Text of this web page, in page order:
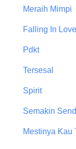
Meraih Mimpi
Falling In Love
Pdkt
Tersesal
Spirit
Semakin
Mestinya Kau